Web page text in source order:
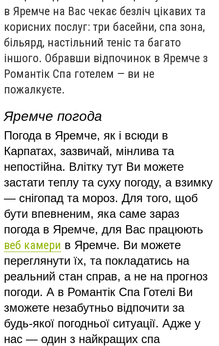
в Яремче на Вас чекає безліч цікавих та
корисних послуг: три басейни, спа зона,
більярд, настільний теніс та багато
іншого. Обравши відпочинок в Яремче з
Романтік Спа готелем — ви не
пожалкуєте.
Яремче погода
Погода в Яремче, як і всюди в
Карпатах, зазвичай, мінлива та
непостійна. Влітку тут Ви можете
застати теплу та суху погоду, а взимку
— снігопад та мороз. Для того, щоб
бути впевненим, яка саме зараз
погода в Яремче, для Вас працюють
веб камери в Яремче. Ви можете
переглянути їх, та покладатись на
реальний стан справ, а не на прогноз
погоди. А в Романтік Спа Готелі Ви
зможете незабутньо відпочити за
будь-якої погодньої ситуації. Адже у
нас — один з найкращих спа